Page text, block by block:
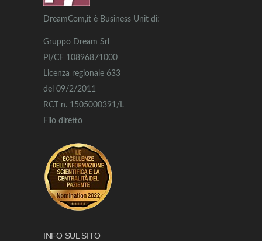
DreamCom,it è Business Unit di:
Gruppo Dream Srl
PI/CF 10896871000
Licenza regionale 633
del 09/2/2011
RCT n. 1505000391/L
Filo diretto
INFO SUL SITO